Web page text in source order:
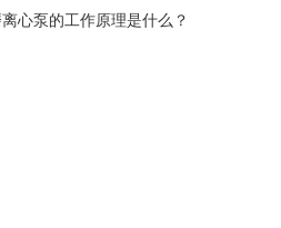
心泵的工作原理是什么？